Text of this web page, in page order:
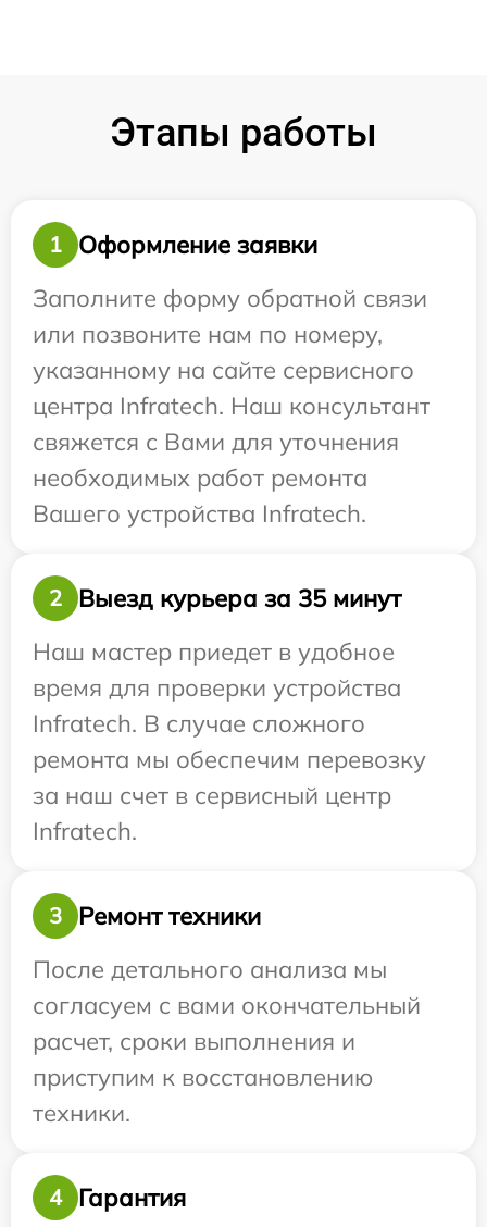
Этапы работы
1
Оформление заявки
Заполните форму обратной связи
или позвоните нам по номеру,
указанному на сайте сервисного
центра Infratech. Наш консультант
свяжется с Вами для уточнения
необходимых работ ремонта
Вашего устройства Infratech.
2
Выезд курьера за 35 минут
Наш мастер приедет в удобное
время для проверки устройства
Infratech. В случае сложного
ремонта мы обеспечим перевозку
за наш счет в сервисный центр
Infratech.
3
Ремонт техники
После детального анализа мы
согласуем с вами окончательный
расчет, сроки выполнения и
приступим к восстановлению
техники.
4 Гарантия